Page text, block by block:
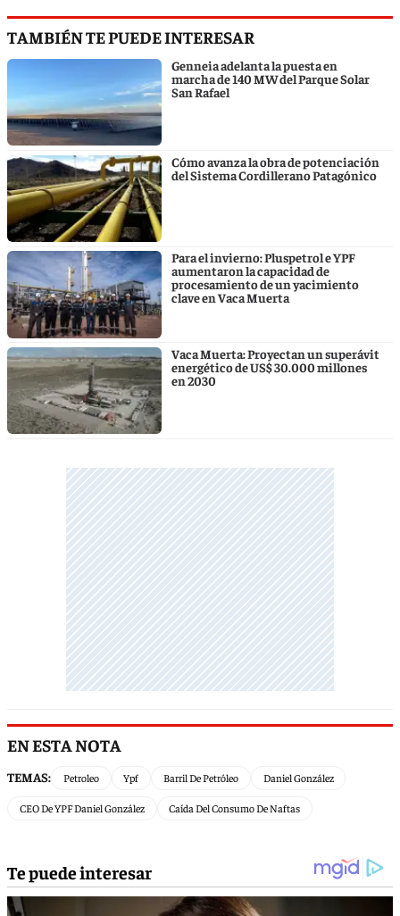
TAMBIÉN TE PUEDE INTERESAR
Genneia adelanta la puesta en
marcha de 140 MW del Parque Solar
San Rafael
Cómo avanza la obra de potenciación
del Sistema Cordillerano Patagónico
Para el invierno: Pluspetrol e YPF
aumentaron la capacidad de
procesamiento de un yacimiento
clave en Vaca Muerta
Vaca Muerta: Proyectan un superávit
energético de US$ 30.000 millones
en 2030
EN ESTA NOTA
TEMAS: Petroleo Ypf Barril De Petróleo Daniel González
CEO De YPF Daniel González Caída Del Consumo De Naftas